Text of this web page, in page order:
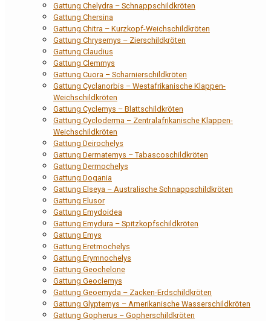
Gattung Chelydra – Schnappschildkröten
Gattung Chersina
Gattung Chitra – Kurzkopf-Weichschildkröten
Gattung Chrysemys – Zierschildkröten
Gattung Claudius
Gattung Clemmys
Gattung Cuora – Scharnierschildkröten
Gattung Cyclanorbis – Westafrikanische Klappen-
Weichschildkröten
Gattung Cyclemys – Blattschildkröten
Gattung Cycloderma – Zentralafrikanische Klappen-
Weichschildkröten
Gattung Deirochelys
Gattung Dermatemys – Tabascoschildkröten
Gattung Dermochelys
Gattung Dogania
Gattung Elseya – Australische Schnappschildkröten
Gattung Elusor
Gattung Emydoidea
Gattung Emydura – Spitzkopfschildkröten
Gattung Emys
Gattung Eretmochelys
Gattung Erymnochelys
Gattung Geochelone
Gattung Geoclemys
Gattung Geoemyda – Zacken-Erdschildkröten
Gattung Glyptemys – Amerikanische Wasserschildkröten
Gattung Gopherus – Gopherschildkröten